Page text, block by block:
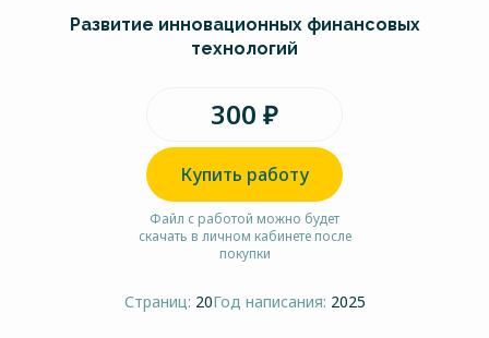
Развитие инновационных финансовых
технологий
300 ₽
Купить работу
Файл с работой можно будет
скачать в личном кабинете после
покупки
Страниц: 20Год написания: 2025